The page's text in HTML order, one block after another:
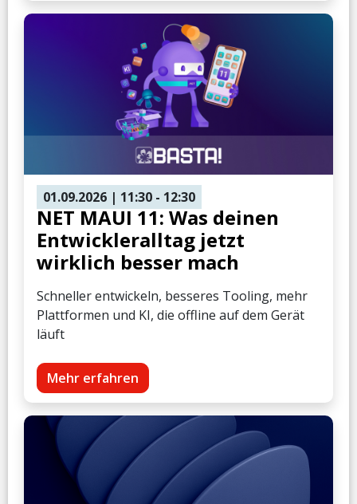
01.09.2026 | 11:30 - 12:30
NET MAUI 11: Was deinen
Entwickleralltag jetzt
wirklich besser mach
Schneller entwickeln, besseres Tooling, mehr
Plattformen und KI, die offline auf dem Gerät
läuft
Mehr erfahren